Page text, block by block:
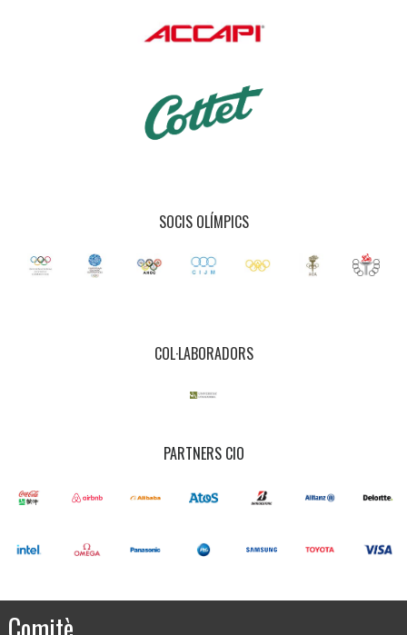
SOCIS OLÍMPICS
COL·LABORADORS
PARTNERS CIO